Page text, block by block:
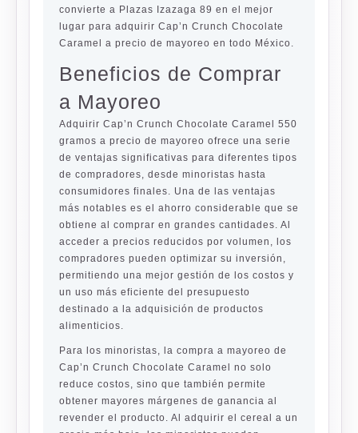
convierte a Plazas Izazaga 89 en el mejor
lugar para adquirir Cap’n Crunch Chocolate
Caramel a precio de mayoreo en todo México.
Beneficios de Comprar
a Mayoreo
Adquirir Cap’n Crunch Chocolate Caramel 550
gramos a precio de mayoreo ofrece una serie
de ventajas significativas para diferentes tipos
de compradores, desde minoristas hasta
consumidores finales. Una de las ventajas
más notables es el ahorro considerable que se
obtiene al comprar en grandes cantidades. Al
acceder a precios reducidos por volumen, los
compradores pueden optimizar su inversión,
permitiendo una mejor gestión de los costos y
un uso más eficiente del presupuesto
destinado a la adquisición de productos
alimenticios.
Para los minoristas, la compra a mayoreo de
Cap’n Crunch Chocolate Caramel no solo
reduce costos, sino que también permite
obtener mayores márgenes de ganancia al
revender el producto. Al adquirir el cereal a un